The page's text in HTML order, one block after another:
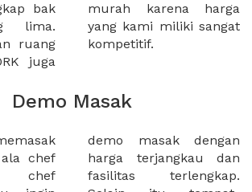
bak
lima.
ruang
juga
harga
sangat
kompetitif.
Demo Masak
chef
chef
dan